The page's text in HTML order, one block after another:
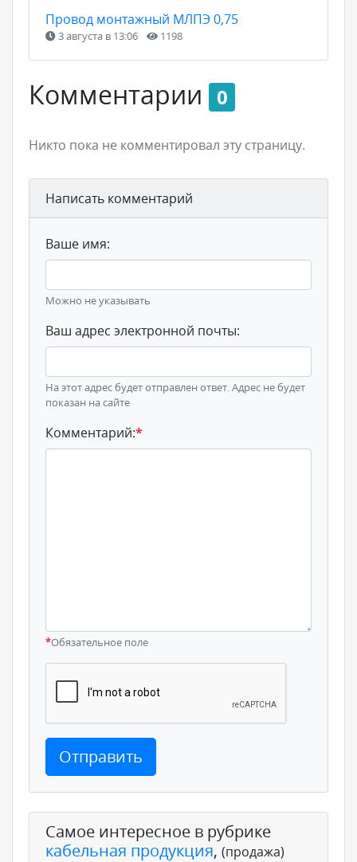
Провод монтажный МЛПЭ 0,75
3 августа в 13:06 1198
Комментарии 0
Никто пока не комментировал эту страницу.
Написать комментарий
Ваше имя:
Можно не указывать
Ваш адрес электронной почты:
На этот адрес будет отправлен ответ. Адрес не будет
показан на сайте
Комментарий:*
*Обязательное поле
Отправить
Самое интересное в рубрике
кабельная продукция, (продажа)